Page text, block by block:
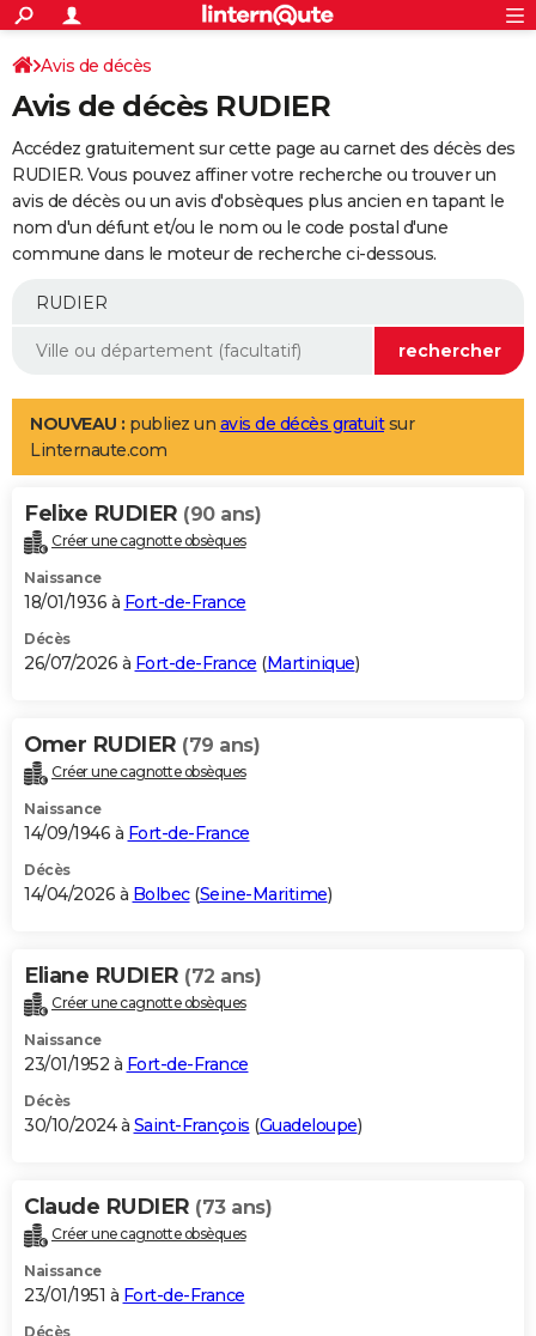
ACTUALITÉS
Politique
Société
Faits Divers
Education
Monde
Villes
+
SPORT
Coupe du monde 2026
Football
Tennis
Cyclisme
Rugby
Forum
Programme TV
TNT
Streaming
Cinéma
Sorties cinéma
Musique
+
FINANCE
Retraite
Epargne
Immobilier
Risques naturels par ville
Banque
Assurance
AUTO
Essais
Réserver un essai
Citadines
Berlines
SUV
Forum auto
+
Mobiles
Meilleur smartphone
Internet
Ordinateurs
Jeux vidéo
Guide high-tech
Aménagement intérieur
LIFESTYLE
Art de vivre
Bien-être
Loisirs
Mode
Modes de vie
Alimentation
Guide de la santé
Maladies
Médicaments
Sommeil
VOYAGE
Destinations
City break
Voyage nature
Voyage de noces
Forum
Climat
+PHOTO
GUIDES D'ACHAT
BONS PLANS
Carte de Noël
Carte Bonne année
Carte Saint-Valentin
Carte Pâques
Carte d'anniversaire
DICTIONNAIRE
Dictionnaire
Biographies
Citations
Expressions
Proverbes
PROGRAMME TV
S'inscrire
Se connecter
Lycées
Collèges
Primaires
Universités
Entreprises
Service militaire
Avis de recherche
AVIS DE DÉCÈS
Bricolage
Lifestyle
Culture
Sport
Auto
Television
Voyage
Cinema
Avis de décès
Avis de décès RUDIER
Accédez gratuitement sur cette page au carnet des décès des
RUDIER. Vous pouvez affiner votre recherche ou trouver un
avis de décès ou un avis d'obsèques plus ancien en tapant le
nom d'un défunt et/ou le nom ou le code postal d'une
commune dans le moteur de recherche ci-dessous.
NOUVEAU : publiez un avis de décès gratuitsur
Linternaute.com
Felixe RUDIER (90 ans)
Créer une cagnotte obsèques
Naissance
18/01/1936 à Fort-de-France
Décès
26/07/2026 à Fort-de-France (Martinique)
Omer RUDIER (79 ans)
Créer une cagnotte obsèques
Naissance
14/09/1946 à Fort-de-France
Décès
14/04/2026 à Bolbec(Seine-Maritime)
Eliane RUDIER (72 ans)
Créer une cagnotte obsèques
Naissance
23/01/1952 à Fort-de-France
Décès
30/10/2024 à Saint-François (Guadeloupe)
Claude RUDIER (73 ans)
Créer une cagnotte obsèques
Naissance
23/01/1951 à Fort-de-France
Décès